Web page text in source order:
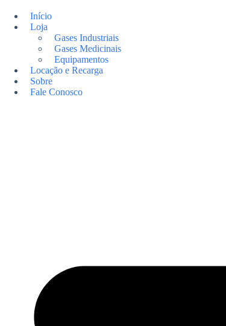
para
Início
Loja
Gases Industriais
Gases Medicinais
Equipamentos
Locação e Recarga
Sobre
Fale Conosco